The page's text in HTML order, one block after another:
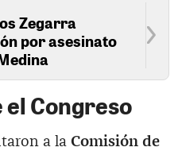
Zegarra
por asesinato
Congreso
a la Comisión de